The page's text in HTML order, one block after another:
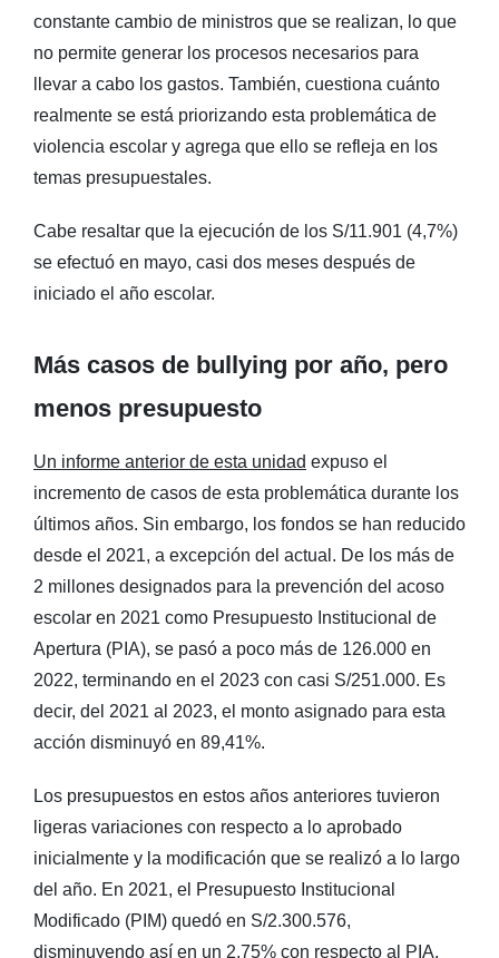
constante cambio de ministros que se realizan, lo que
no permite generar los procesos necesarios para
llevar a cabo los gastos. También, cuestiona cuánto
realmente se está priorizando esta problemática de
violencia escolar y agrega que ello se refleja en los
temas presupuestales.
Cabe resaltar que la ejecución de los S/11.901 (4,7%)
se efectuó en mayo, casi dos meses después de
iniciado el año escolar.
Más casos de bullying por año, pero
menos presupuesto
Un informe anterior de esta unidad expuso el
incremento de casos de esta problemática durante los
últimos años. Sin embargo, los fondos se han reducido
desde el 2021, a excepción del actual. De los más de
2 millones designados para la prevención del acoso
escolar en 2021 como Presupuesto Institucional de
Apertura (PIA), se pasó a poco más de 126.000 en
2022, terminando en el 2023 con casi S/251.000. Es
decir, del 2021 al 2023, el monto asignado para esta
acción disminuyó en 89,41%.
Los presupuestos en estos años anteriores tuvieron
ligeras variaciones con respecto a lo aprobado
inicialmente y la modificación que se realizó a lo largo
del año. En 2021, el Presupuesto Institucional
Modificado (PIM) quedó en S/2.300.576,
disminuyendo así en un 2,75% con respecto al PIA.